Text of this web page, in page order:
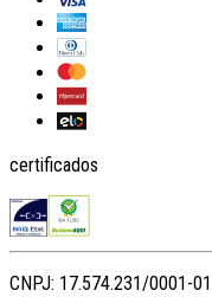
certificados
CNPJ: 17.574.231/0001-01